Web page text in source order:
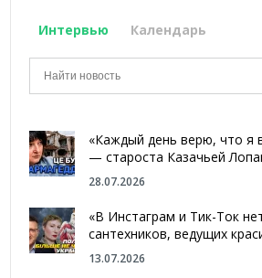
Интервью Календарь
«Каждый день верю, что я
— староста Казачьей
28.07.2026
«В Инстаграм и Тик-Ток
сантехников, ведущих
13.07.2026